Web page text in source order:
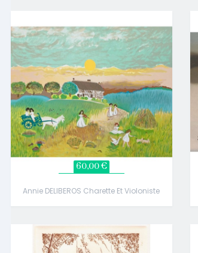
60,00 €
Annie DELIBEROS Charette Et Violoniste